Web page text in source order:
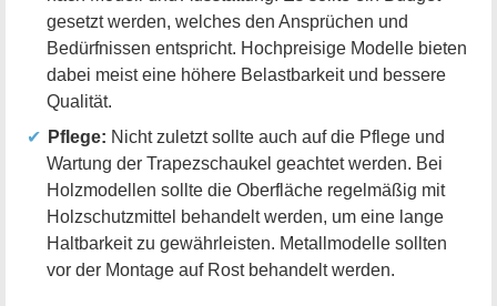
gesetzt werden, welches den Ansprüchen und
Bedürfnissen entspricht. Hochpreisige Modelle bieten
dabei meist eine höhere Belastbarkeit und bessere
Qualität.
Pflege: Nicht zuletzt sollte auch auf die Pflege und
Wartung der Trapezschaukel geachtet werden. Bei
Holzmodellen sollte die Oberfläche regelmäßig mit
Holzschutzmittel behandelt werden, um eine lange
Haltbarkeit zu gewährleisten. Metallmodelle sollten
vor der Montage auf Rost behandelt werden.